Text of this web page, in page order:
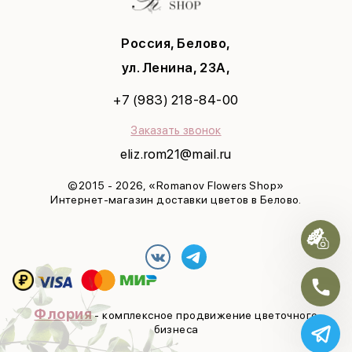
Россия, Белово,
ул. Ленина, 23А,
+7 (983) 218-84-00
Заказать звонок
eliz.rom21@mail.ru
©2015 - 2026, «Romanov Flowers Shop»
Интернет-магазин доставки цветов в Белово.
С днем рождения
Флория- комплексное продвижение цветочного
бизнеса